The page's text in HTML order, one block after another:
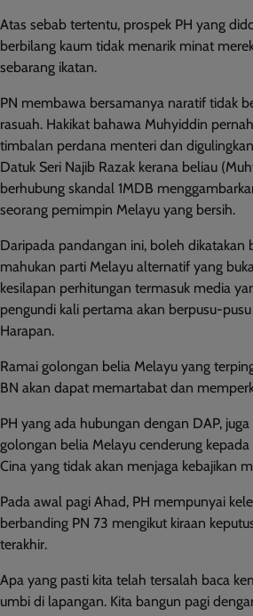
Atas sebab tertentu, prospek PH yang
berbilang kaum tidak menarik minat
sebarang ikatan.
PN membawa bersamanya naratif tidak
rasuah. Hakikat bahawa Muhyiddin
timbalan perdana menteri dan
Datuk Seri Najib Razak kerana beliau
berhubung skandal 1MDB
seorang pemimpin Melayu yang bersih.
Daripada pandangan ini, boleh dikatakan
mahukan parti Melayu alternatif yang
kesilapan perhitungan termasuk media
pengundi kali pertama akan berpusu-
Harapan.
Ramai golongan belia Melayu yang
BN akan dapat memartabat dan
PH yang ada hubungan dengan DAP,
golongan belia Melayu cenderung
Cina yang tidak akan menjaga kebajikan
Pada awal pagi Ahad, PH mempunyai
berbanding PN 73 mengikut kiraan
terakhir.
Apa yang pasti kita telah tersalah baca
umbi di lapangan. Kita bangun pagi